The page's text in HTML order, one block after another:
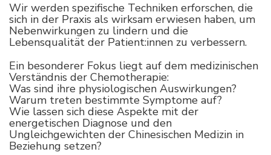
Wir werden spezifische Techniken erforschen, die
sich in der Praxis als wirksam erwiesen haben, um
Nebenwirkungen zu lindern und die
Lebensqualität der Patient:innen zu verbessern.
Ein besonderer Fokus liegt auf dem medizinischen
Verständnis der Chemotherapie:
Was sind ihre physiologischen Auswirkungen?
Warum treten bestimmte Symptome auf?
Wie lassen sich diese Aspekte mit der
energetischen Diagnose und den
Ungleichgewichten der Chinesischen Medizin in
Beziehung setzen?